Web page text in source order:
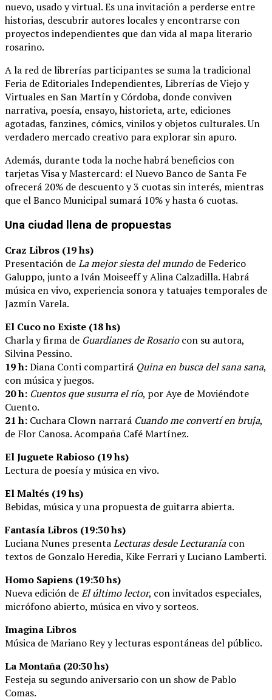
nuevo, usado y virtual. Es una invitación a perderse entre
historias, descubrir autores locales y encontrarse con
proyectos independientes que dan vida al mapa literario
rosarino.
A la red de librerías participantes se suma la tradicional
Feria de Editoriales Independientes, Librerías de Viejo y
Virtuales en San Martín y Córdoba, donde conviven
narrativa, poesía, ensayo, historieta, arte, ediciones
agotadas, fanzines, cómics, vinilos y objetos culturales. Un
verdadero mercado creativo para explorar sin apuro.
Además, durante toda la noche habrá beneficios con
tarjetas Visa y Mastercard: el Nuevo Banco de Santa Fe
ofrecerá 20% de descuento y 3 cuotas sin interés, mientras
que el Banco Municipal sumará 10% y hasta 6 cuotas.
Una ciudad llena de propuestas
Craz Libros (19 hs)
Presentación deLa mejor siesta del mundode Federico
Galuppo, junto a Iván Moiseeff y Alina Calzadilla. Habrá
música en vivo, experiencia sonora y tatuajes temporales de
Jazmín Varela.
El Cuco no Existe (18 hs)
Charla y firma de Guardianes de Rosariocon su autora,
Silvina Pessino.
19 h:Diana Conti compartirá Quina en busca del sana sana,
con música y juegos.
20 h: Cuentos que susurra el río, por Aye de Moviéndote
Cuento.
21 h: Cuchara Clown narrará Cuando me convertí en bruja,
de Flor Canosa. Acompaña Café Martínez.
El Juguete Rabioso (19 hs)
Lectura de poesía y música en vivo.
El Maltés (19 hs)
Bebidas, música y una propuesta de guitarra abierta.
Fantasía Libros (19:30 hs)
Luciana Nunes presentaLecturas desde Lecturaníacon
textos de Gonzalo Heredia, Kike Ferrari y Luciano Lamberti.
Homo Sapiens (19:30 hs)
Nueva edición deEl último lector, con invitados especiales,
micrófono abierto, música en vivo y sorteos.
Imagina Libros
Música de Mariano Rey y lecturas espontáneas del público.
La Montaña (20:30 hs)
Festeja su segundo aniversario con un show de Pablo
Comas.